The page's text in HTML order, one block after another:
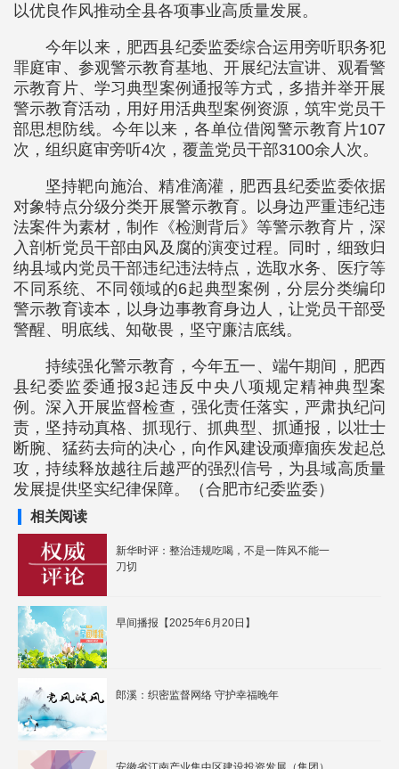
以优良作风推动全县各项事业高质量发展。
今年以来，肥西县纪委监委综合运用旁听职务犯
罪庭审、参观警示教育基地、开展纪法宣讲、观看警
示教育片、学习典型案例通报等方式，多措并举开展
警示教育活动，用好用活典型案例资源，筑牢党员干
部思想防线。今年以来，各单位借阅警示教育片107
次，组织庭审旁听4次，覆盖党员干部3100余人次。
坚持靶向施治、精准滴灌，肥西县纪委监委依据
对象特点分级分类开展警示教育。以身边严重违纪违
法案件为素材，制作《检测背后》等警示教育片，深
入剖析党员干部由风及腐的演变过程。同时，细致归
纳县域内党员干部违纪违法特点，选取水务、医疗等
不同系统、不同领域的6起典型案例，分层分类编印
警示教育读本，以身边事教育身边人，让党员干部受
警醒、明底线、知敬畏，坚守廉洁底线。
持续强化警示教育，今年五一、端午期间，肥西
县纪委监委通报3起违反中央八项规定精神典型案
例。深入开展监督检查，强化责任落实，严肃执纪问
责，坚持动真格、抓现行、抓典型、抓通报，以壮士
断腕、猛药去疴的决心，向作风建设顽瘴痼疾发起总
攻，持续释放越往后越严的强烈信号，为县域高质量
发展提供坚实纪律保障。（合肥市纪委监委）
相关阅读
新华时评：整治违规吃喝，不是一阵风不能一
刀切
早间播报【2025年6月20日】
郎溪：织密监督网络 守护幸福晚年